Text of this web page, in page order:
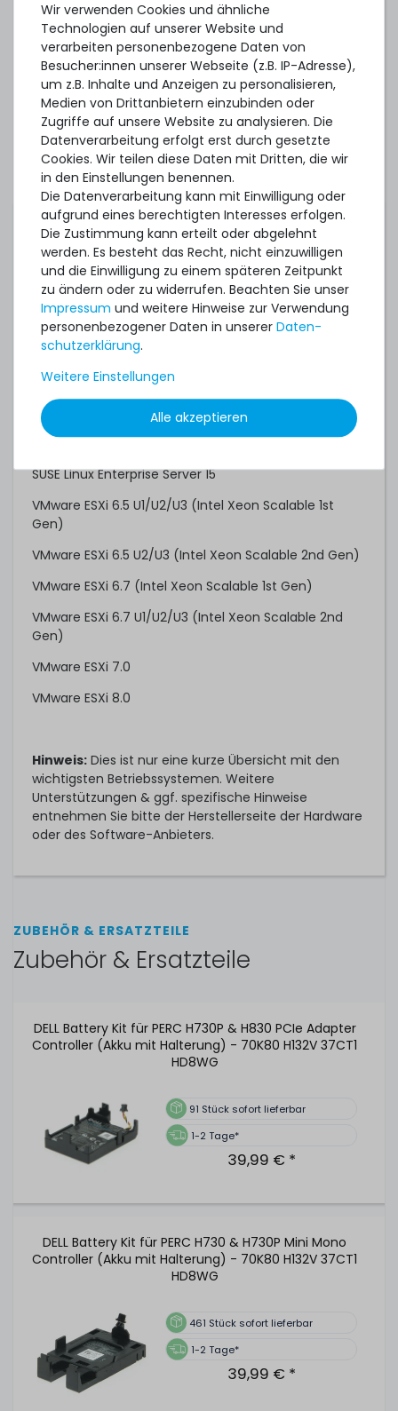
Oracle Linux/UEK 6.9 (Intel Xeon Scalable 1st Gen)
Oracle Linux/UEK 7.4 (Intel Xeon Scalable 1st Gen)
Oracle Linux/UEK 7.6 (Intel Xeon Scalable 2nd Gen)
Oracle Linux/UEK 8.2 (Intel Xeon Scalable 2nd Gen)
Oracle VM 3.4.4 (Intel Xeon Scalable 1st Gen)
Oracle VM 3.4.6 (Intel Xeon Scalable 2nd Gen)
Red Hat Enterprise Linux 6.9 (Intel Xeon Scalable 1st
Gen)
Red Hat Enterprise Linux 7.3 (Intel Xeon Scalable 1st
Gen)
Red Hat Enterprise Linux 7.6 (Intel Xeon Scalable 2nd
Gen)
SUSE Linux Enterprise Server 12 SP2 (Intel Xeon
Scalable 1st Gen)
SUSE Linux Enterprise Server 15
VMware ESXi 6.5 U1/U2/U3 (Intel Xeon Scalable 1st
Gen)
VMware ESXi 6.5 U2/U3 (Intel Xeon Scalable 2nd Gen)
VMware ESXi 6.7 (Intel Xeon Scalable 1st Gen)
VMware ESXi 6.7 U1/U2/U3 (Intel Xeon Scalable 2nd
Gen)
VMware ESXi 7.0
VMware ESXi 8.0
Hinweis: Dies ist nur eine kurze Übersicht mit den
wichtigsten Betriebssystemen. Weitere
Unterstützungen & ggf. spezifische Hinweise
entnehmen Sie bitte der Herstellerseite der Hardware
oder des Software-Anbieters.
ZUBEHÖR & ERSATZTEILE
Zubehör & Ersatzteile
DELL Battery Kit für PERC H730P & H830 PCIe Adapter
Controller (Akku mit Halterung) - 70K80 H132V 37CT1
HD8WG
91 Stück sofort lieferbar
1-2 Tage*
39,99 € *
DELL Battery Kit für PERC H730 & H730P Mini Mono
Controller (Akku mit Halterung) - 70K80 H132V 37CT1
HD8WG
461 Stück sofort lieferbar
1-2 Tage*
39,99 € *
Wir verwenden Cookies und ähnliche
Technologien auf unserer Website und
verarbeiten personenbezogene Daten von
Besucher:innen unserer Webseite (z.B. IP-Adresse),
um z.B. Inhalte und Anzeigen zu personalisieren,
Medien von Drittanbietern einzubinden oder
Zugriffe auf unsere Website zu analysieren. Die
Datenverarbeitung erfolgt erst durch gesetzte
Cookies. Wir teilen diese Daten mit Dritten, die wir
in den Einstellungen benennen.
Die Datenverarbeitung kann mit Einwilligung oder
aufgrund eines berechtigten Interesses erfolgen.
Die Zustimmung kann erteilt oder abgelehnt
werden. Es besteht das Recht, nicht einzuwilligen
und die Einwilligung zu einem späteren Zeitpunkt
zu ändern oder zu widerrufen. Beachten Sie unser
Impressum und weitere Hinweise zur Verwendung
personenbezogener Daten in unserer Daten­
schutz­erklärung.
Weitere Einstellungen
Alle akzeptieren